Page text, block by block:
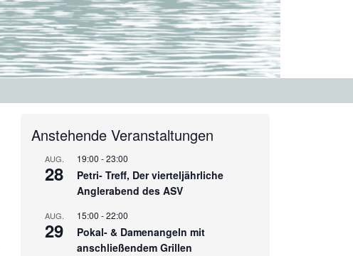
Anstehende Veranstaltungen
AUG.
28
19:00 -23:00
Petri- Treff, Der vierteljährliche
Anglerabend des ASV
AUG.
29
15:00 -22:00
Pokal- & Damenangeln mit
anschließendem Grillen